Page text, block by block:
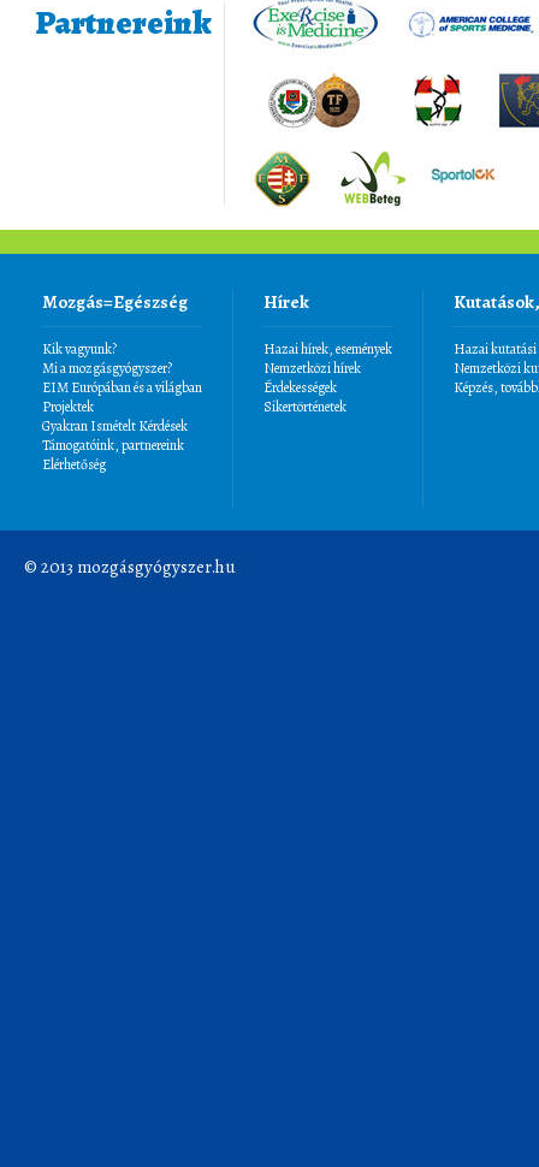
Partnereink
Mozgás=Egészség
Kik vagyunk?
Mi a mozgásgyógyszer?
EIM Európában és a világban
Projektek
Gyakran Ismételt Kérdések
Támogatóink, partnereink
Elérhetőség
Hírek
Hazai hírek, események
Nemzetközi hírek
Érdekességek
Sikertörténetek
Hazai kutatási
Nemzetközi
Képzés,
© 2013 mozgásgyógyszer.hu